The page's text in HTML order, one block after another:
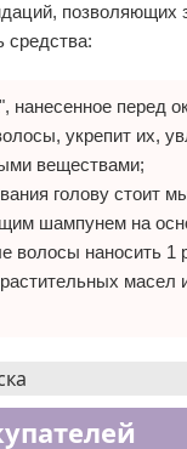
позволяющих
средства:
нанесенное перед
укрепит их,
веществами;
голову стоит
шампунем на
волосы наносить 1
масел